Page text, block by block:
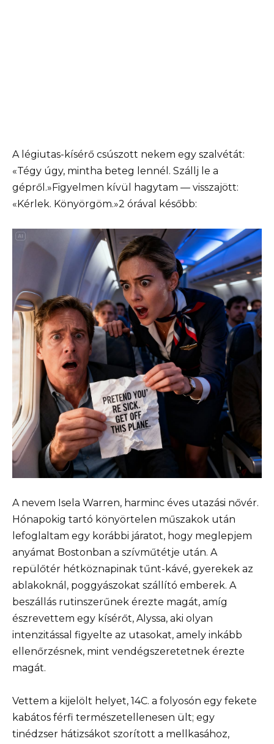
A légiutas-kísérő csúszott nekem egy szalvétát:
«Tégy úgy, mintha beteg lennél. Szállj le a
gépről.»Figyelmen kívül hagytam — visszajött:
«Kérlek. Könyörgöm.»2 órával később:
A nevem Isela Warren, harminc éves utazási nővér.
Hónapokig tartó könyörtelen műszakok után
lefoglaltam egy korábbi járatot, hogy meglepjem
anyámat Bostonban a szívműtétje után. A
repülőtér hétköznapinak tűnt-kávé, gyerekek az
ablakoknál, poggyászokat szállító emberek. A
beszállás rutinszerűnek érezte magát, amíg
észrevettem egy kísérőt, Alyssa, aki olyan
intenzitással figyelte az utasokat, amely inkább
ellenőrzésnek, mint vendégszeretetnek érezte
magát.
Vettem a kijelölt helyet, 14C. a folyosón egy fekete
kabátos férfi természetellenesen ült; egy
tinédzser hátizsákot szorított a mellkasához,